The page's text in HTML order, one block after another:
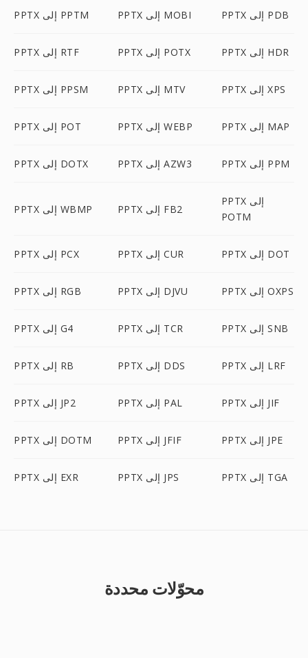
PPTX إلى PPTM PPTX إلى MOBI PPTX إلى PDB
PPTX إلى RTF PPTX إلى POTX PPTX إلى HDR
PPTX إلى PPSM PPTX إلى MTV PPTX إلى XPS
PPTX إلى POT PPTX إلى WEBP PPTX إلى MAP
PPTX إلى DOTX PPTX إلى AZW3 PPTX إلى PPM
PPTX إلى WBMP PPTX إلى FB2
PPTX إلى
POTM
PPTX إلى PCX PPTX إلى CUR PPTX إلى DOT
PPTX إلى RGB PPTX إلى DJVU PPTX إلى OXPS
PPTX إلى G4 PPTX إلى TCR PPTX إلى SNB
PPTX إلى RB PPTX إلى DDS PPTX إلى LRF
PPTX إلى JP2 PPTX إلى PAL PPTX إلى JIF
PPTX إلى DOTM PPTX إلى JFIF PPTX إلى JPE
PPTX إلى EXR PPTX إلى JPS PPTX إلى TGA
محوّلات محددة